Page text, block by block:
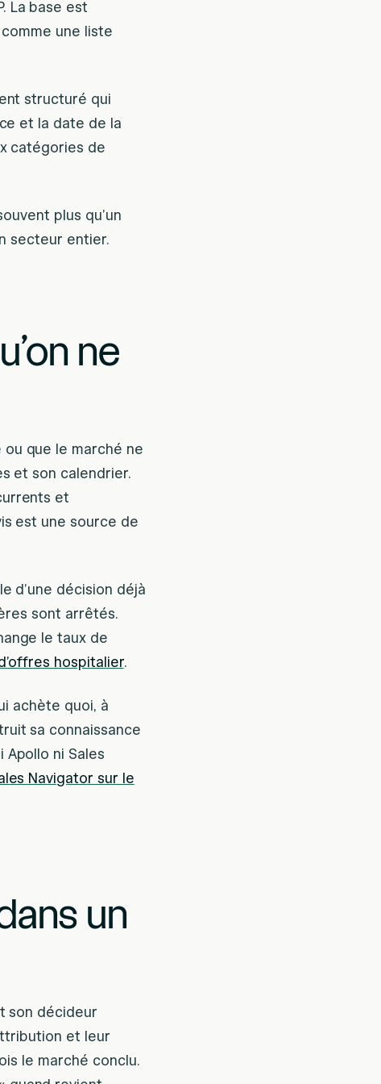
La base est
une liste
structuré qui
et la date de la
catégories de
plus qu’un
secteur entier.
ne
que le marché ne
et son calendrier.
et
est une source de
d’une décision déjà
sont arrêtés.
le taux de
hospitalier.
achète quoi, à
sa connaissance
Apollo ni Sales
Navigator sur le
un
son décideur
et leur
le marché conclu.